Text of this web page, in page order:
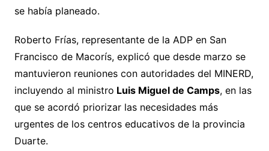
se había planeado.
Roberto Frías, representante de la ADP en San
Francisco de Macorís, explicó que desde marzo se
mantuvieron reuniones con autoridades del MINERD,
incluyendo al ministro Luis Miguel de Camps, en las
que se acordó priorizar las necesidades más
urgentes de los centros educativos de la provincia
Duarte.